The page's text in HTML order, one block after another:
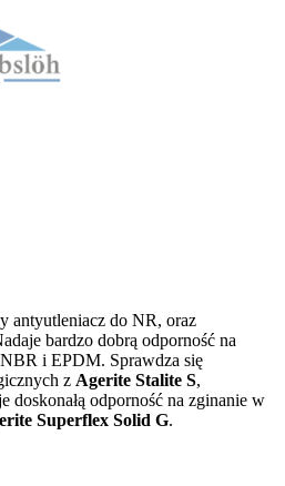
antyutleniacz do NR, oraz
bardzo dobrą odporność na
i EPDM. Sprawdza się
z Agerite Stalite S,
doskonałą odporność na zginanie w
Superflex Solid G.